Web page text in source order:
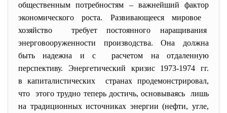
общественным потребностям – важнейший фактор
экономического роста. Развивающееся мировое
хозяйство требует постоянного наращивания
энерговооруженности производства. Она должна
быть надежна и с расчетом на отдаленную
перспективу. Энергетический кризис 1973-1974 гг.
в капиталистических странах продемонстрировал,
что этого трудно теперь достичь, основываясь лишь
на традиционных источниках энергии (нефти, угле,